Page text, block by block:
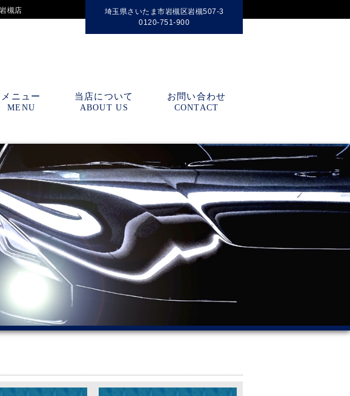
槻店
埼玉県さいたま市岩槻区岩槻507-3
0120-751-900
メニュー
MENU
当店について
ABOUT US
お問い合わせ
CONTACT